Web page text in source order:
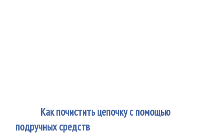
Как почистить цепочку с помощью
подручных средств